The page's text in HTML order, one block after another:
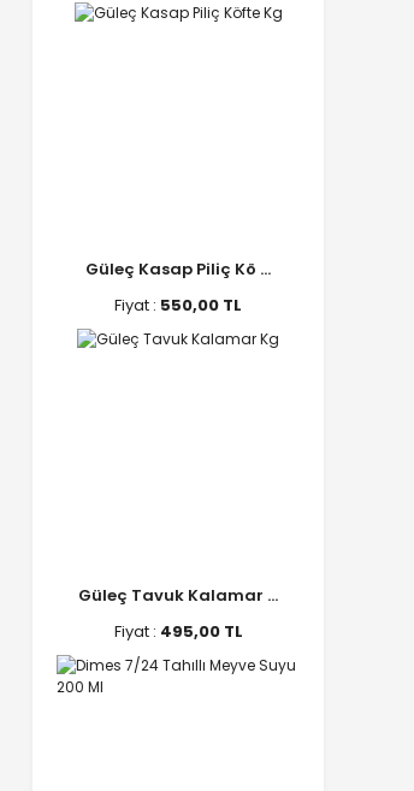
Güleç Kasap Piliç Kö ...
Fiyat : 550,00 TL
Güleç Tavuk Kalamar ...
Fiyat : 495,00 TL